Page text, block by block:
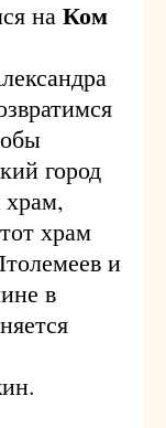
на Ком
город
храм,
храм
и
в